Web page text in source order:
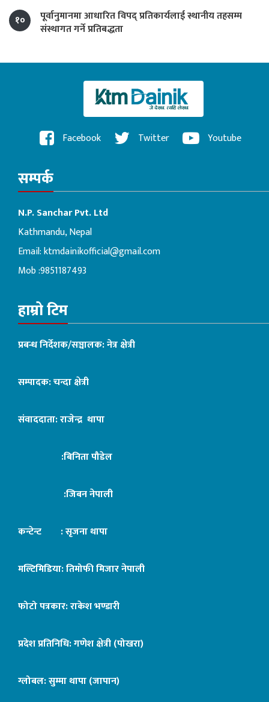
१०
पूर्वानुमानमा आधारित विपद् प्रतिकार्यलाई स्थानीय तहसम्म
संस्थागत गर्ने प्रतिबद्धता
Facebook Twitter Youtube
सम्पर्क
N.P. Sanchar Pvt. Ltd
Kathmandu, Nepal
Email:ktmdainikofficial@gmail.com
Mob :9851187493
हाम्रो टिम
प्रबन्ध निर्देशक/सञ्चालक: नेत्र क्षेत्री
सम्पादक: चन्दा क्षेत्री
संवाददाता: राजेन्द्र थापा
:बिनिता पौडेल
:जिबन नेपाली
कन्टेन्ट : सृजना थापा
मल्टिमिडिया: तिमोफी मिजार नेपाली
फोटो पत्रकार: राकेश भण्डारी
प्रदेश प्रतिनिधि: गणेश क्षेत्री (पोखरा)
ग्लोबल: सुम्मा थापा (जापान)